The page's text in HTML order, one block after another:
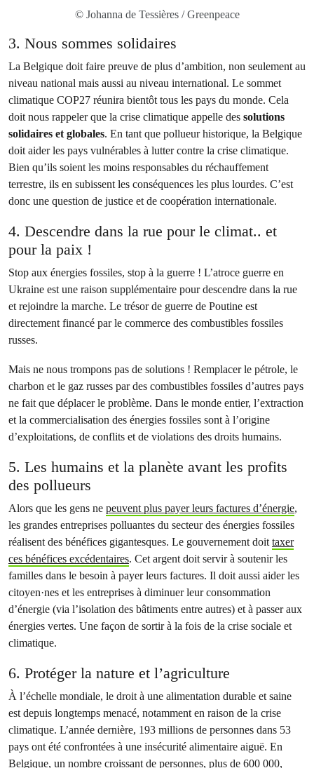
© Johanna de Tessières / Greenpeace
3. Nous sommes solidaires
La Belgique doit faire preuve de plus d’ambition, non seulement au
niveau national mais aussi au niveau international. Le sommet
climatique COP27 réunira bientôt tous les pays du monde. Cela
doit nous rappeler que la crise climatique appelle des solutions
solidaires et globales. En tant que pollueur historique, la Belgique
doit aider les pays vulnérables à lutter contre la crise climatique.
Bien qu’ils soient les moins responsables du réchauffement
terrestre, ils en subissent les conséquences les plus lourdes. C’est
donc une question de justice et de coopération internationale.
4. Descendre dans la rue pour le climat.. et
pour la paix !
Stop aux énergies fossiles, stop à la guerre ! L’atroce guerre en
Ukraine est une raison supplémentaire pour descendre dans la rue
et rejoindre la marche. Le trésor de guerre de Poutine est
directement financé par le commerce des combustibles fossiles
russes.
Mais ne nous trompons pas de solutions ! Remplacer le pétrole, le
charbon et le gaz russes par des combustibles fossiles d’autres pays
ne fait que déplacer le problème. Dans le monde entier, l’extraction
et la commercialisation des énergies fossiles sont à l’origine
d’exploitations, de conflits et de violations des droits humains.
5. Les humains et la planète avant les profits
des pollueurs
Alors que les gens ne peuvent plus payer leurs factures d’énergie,
les grandes entreprises polluantes du secteur des énergies fossiles
réalisent des bénéfices gigantesques. Le gouvernement doittaxer
ces bénéfices excédentaires. Cet argent doit servir à soutenir les
familles dans le besoin à payer leurs factures. Il doit aussi aider les
citoyen·nes et les entreprises à diminuer leur consommation
d’énergie (via l’isolation des bâtiments entre autres) et à passer aux
énergies vertes. Une façon de sortir à la fois de la crise sociale et
climatique.
6. Protéger la nature et l’agriculture
À l’échelle mondiale, le droit à une alimentation durable et saine
est depuis longtemps menacé, notamment en raison de la crise
climatique. L’année dernière, 193 millions de personnes dans 53
pays ont été confrontées à une insécurité alimentaire aiguë. En
Belgique, un nombre croissant de personnes, plus de 600 000,